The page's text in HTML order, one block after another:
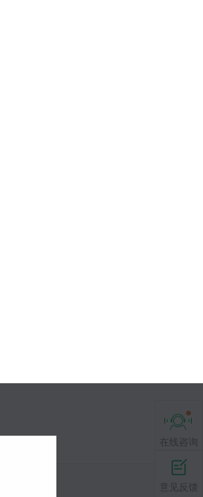
在线咨询
意见反馈
查看业
在线咨询
意见反馈
查看业